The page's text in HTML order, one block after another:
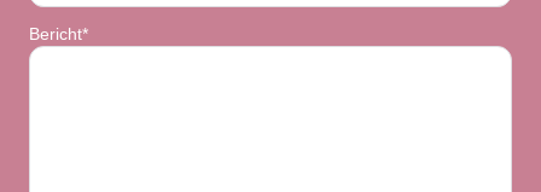
Bericht*